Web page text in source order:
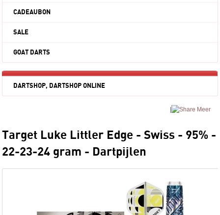
CADEAUBON
SALE
GOAT DARTS
DARTSHOP, DARTSHOP ONLINE
Meer
Target Luke Littler Edge - Swiss - 95% -
22-23-24 gram - Dartpijlen